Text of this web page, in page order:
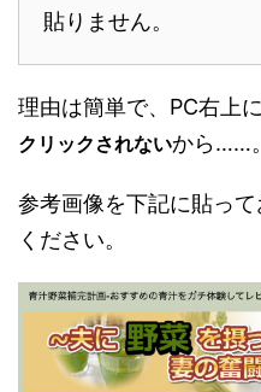
貼りません。
理由は簡単で、PC右上
クリックされないから……。
参考画像を下記に貼っ
ください。